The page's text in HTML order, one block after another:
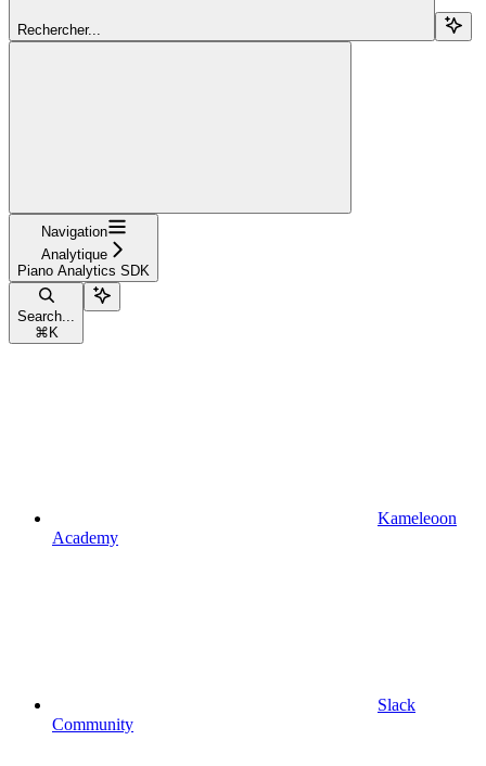
Rechercher...
Navigation
Analytique
Piano Analytics SDK
Search...
⌘ K
Kameleoon
Academy
Slack
Community